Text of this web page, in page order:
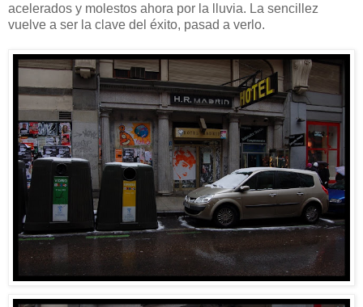
acelerados y molestos ahora por la lluvia. La sencillez
vuelve a ser la clave del éxito, pasad a verlo.